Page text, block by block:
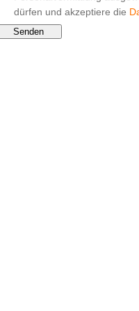
dürfen und akzeptiere die
Senden